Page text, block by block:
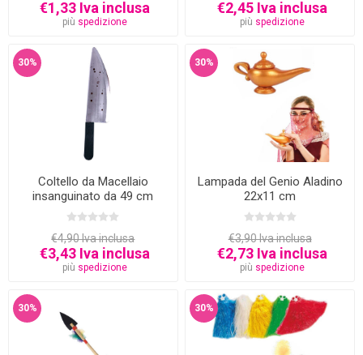
€1,33 Iva inclusa
più spedizione
€2,45 Iva inclusa
più spedizione
30%
Coltello da Macellaio
insanguinato da 49 cm
€4,90 Iva inclusa
€3,43 Iva inclusa
più spedizione
30%
Lampada del Genio Aladino
22x11 cm
€3,90 Iva inclusa
€2,73 Iva inclusa
più spedizione
30% 30%